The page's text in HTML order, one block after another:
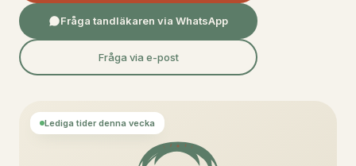
Fråga tandläkaren via WhatsApp
Fråga via e-post
Lediga tider denna vecka